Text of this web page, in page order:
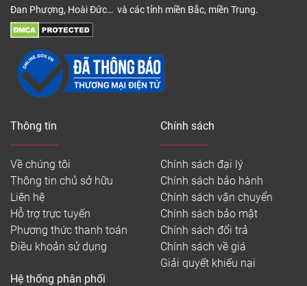
Đan Phượng, Hoài Đức… và các tỉnh miền Bắc, miền Trung.
Thông tin
Về chúng tôi
Thông tin chủ sở hữu
Liên hệ
Hỗ trợ trực tuyến
Phương thức thanh toán
Điều khoản sử dụng
Chính sách
Chính sách đại lý
Chính sách bảo hành
Chính sách vận chuyển
Chính sách bảo mật
Chính sách đổi trả
Chính sách về giá
Giải quyết khiếu nại
Hệ thống phân phối